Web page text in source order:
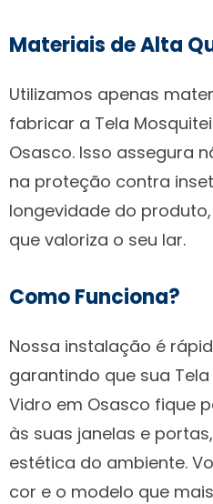
Materiais de Alta
Utilizamos apenas
fabricar a Tela
Osasco. Isso assegura
na proteção contra
longevidade do
que valoriza o seu lar.
Como Funciona?
Nossa instalação é
garantindo que sua
Vidro em Osasco fique
às suas janelas e
estética do ambiente.
cor e o modelo que